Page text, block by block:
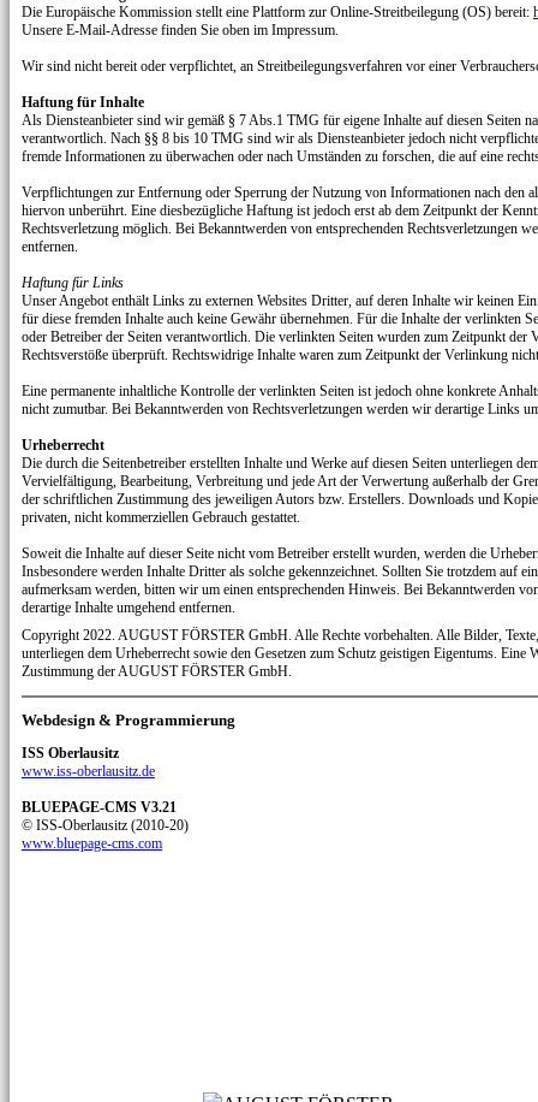
Die Europäische Kommission stellt eine Plattform zur Online-Streitbeilegung (OS) bereit:
Unsere E-Mail-Adresse finden Sie oben im Impressum.
Wir sind nicht bereit oder verpflichtet, an Streitbeilegungsverfahren vor einer
Haftung für Inhalte
Als Diensteanbieter sind wir gemäß § 7 Abs.1 TMG für eigene Inhalte auf diesen Seiten
verantwortlich. Nach §§ 8 bis 10 TMG sind wir als Diensteanbieter jedoch nicht
fremde Informationen zu überwachen oder nach Umständen zu forschen, die auf eine
Verpflichtungen zur Entfernung oder Sperrung der Nutzung von Informationen nach den
hiervon unberührt. Eine diesbezügliche Haftung ist jedoch erst ab dem Zeitpunkt der
Rechtsverletzung möglich. Bei Bekanntwerden von entsprechenden Rechtsverletzungen
entfernen.
Haftung für Links
Unser Angebot enthält Links zu externen Websites Dritter, auf deren Inhalte wir keinen
für diese fremden Inhalte auch keine Gewähr übernehmen. Für die Inhalte der verlinkten
oder Betreiber der Seiten verantwortlich. Die verlinkten Seiten wurden zum Zeitpunkt der
Rechtsverstöße überprüft. Rechtswidrige Inhalte waren zum Zeitpunkt der Verlinkung
Eine permanente inhaltliche Kontrolle der verlinkten Seiten ist jedoch ohne konkrete
nicht zumutbar. Bei Bekanntwerden von Rechtsverletzungen werden wir derartige Links
Urheberrecht
Die durch die Seitenbetreiber erstellten Inhalte und Werke auf diesen Seiten unterliegen
Vervielfältigung, Bearbeitung, Verbreitung und jede Art der Verwertung außerhalb der
der schriftlichen Zustimmung des jeweiligen Autors bzw. Erstellers. Downloads und
privaten, nicht kommerziellen Gebrauch gestattet.
Soweit die Inhalte auf dieser Seite nicht vom Betreiber erstellt wurden, werden die
Insbesondere werden Inhalte Dritter als solche gekennzeichnet. Sollten Sie trotzdem auf
aufmerksam werden, bitten wir um einen entsprechenden Hinweis. Bei Bekanntwerden
derartige Inhalte umgehend entfernen.
Copyright 2022. AUGUST FÖRSTER GmbH. Alle Rechte vorbehalten. Alle Bilder,
unterliegen dem Urheberrecht sowie den Gesetzen zum Schutz geistigen Eigentums. Eine
Zustimmung der AUGUST FÖRSTER GmbH.
Webdesign & Programmierung
ISS Oberlausitz
www.iss-oberlausitz.de
BLUEPAGE-CMS V3.21
© ISS-Oberlausitz (2010-20)
www.bluepage-cms.com